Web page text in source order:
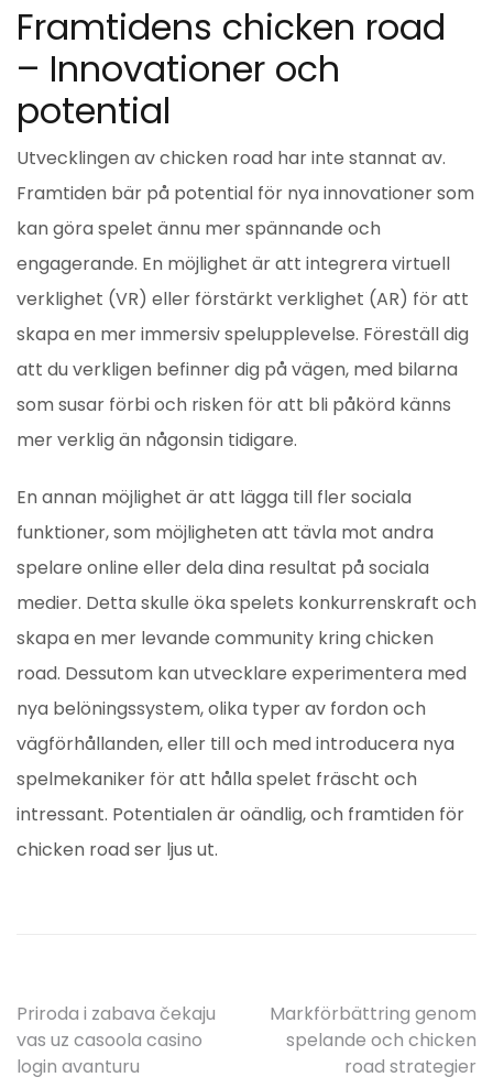
Framtidens chicken road
– Innovationer och
potential
Utvecklingen av chicken road har inte stannat av.
Framtiden bär på potential för nya innovationer som
kan göra spelet ännu mer spännande och
engagerande. En möjlighet är att integrera virtuell
verklighet (VR) eller förstärkt verklighet (AR) för att
skapa en mer immersiv spelupplevelse. Föreställ dig
att du verkligen befinner dig på vägen, med bilarna
som susar förbi och risken för att bli påkörd känns
mer verklig än någonsin tidigare.
En annan möjlighet är att lägga till fler sociala
funktioner, som möjligheten att tävla mot andra
spelare online eller dela dina resultat på sociala
medier. Detta skulle öka spelets konkurrenskraft och
skapa en mer levande community kring chicken
road. Dessutom kan utvecklare experimentera med
nya belöningssystem, olika typer av fordon och
vägförhållanden, eller till och med introducera nya
spelmekaniker för att hålla spelet fräscht och
intressant. Potentialen är oändlig, och framtiden för
chicken road ser ljus ut.
Beitrags-
Navigation
Priroda i zabava čekaju
vas uz casoola casino
login avanturu
Markförbättring genom
spelande och chicken
road strategier